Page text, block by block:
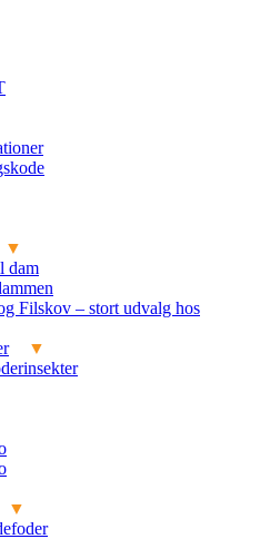
dam
Filskov – stort udvalg hos